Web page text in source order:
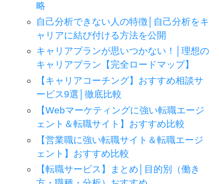
略
自己分析できない人の特徴│自己分析をキ
ャリアに結び付ける方法を公開
キャリアプランが思いつかない！│理想の
キャリアプラン【完全ロードマップ】
【キャリアコーチング】おすすめ相談サ
ービス9選│徹底比較
【Webマーケティングに強い転職エージ
ェント＆転職サイト】おすすめ比較
【営業職に強い転職サイト＆転職エージ
ェント】おすすめ比較
【転職サービス】まとめ│目的別（働き